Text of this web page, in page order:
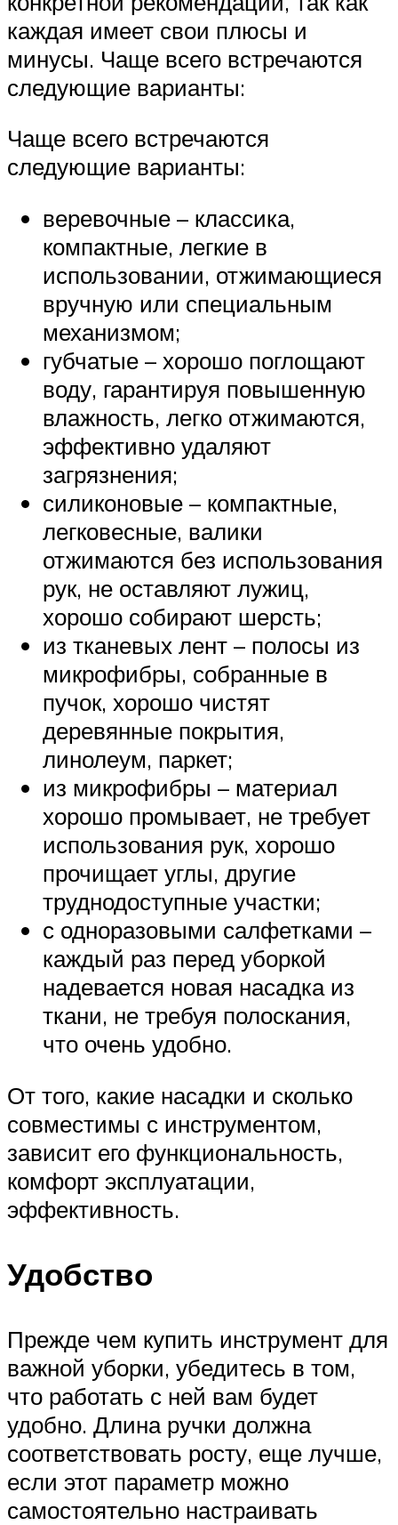
каждая имеет свои плюсы и
минусы. Чаще всего встречаются
следующие варианты:
Чаще всего встречаются
следующие варианты:
веревочные – классика,
компактные, легкие в
использовании, отжимающиеся
вручную или специальным
механизмом;
губчатые – хорошо поглощают
воду, гарантируя повышенную
влажность, легко отжимаются,
эффективно удаляют
загрязнения;
силиконовые – компактные,
легковесные, валики
отжимаются без использования
рук, не оставляют лужиц,
хорошо собирают шерсть;
из тканевых лент – полосы из
микрофибры, собранные в
пучок, хорошо чистят
деревянные покрытия,
линолеум, паркет;
из микрофибры – материал
хорошо промывает, не требует
использования рук, хорошо
прочищает углы, другие
труднодоступные участки;
с одноразовыми салфетками –
каждый раз перед уборкой
надевается новая насадка из
ткани, не требуя полоскания,
что очень удобно.
От того, какие насадки и сколько
совместимы с инструментом,
зависит его функциональность,
комфорт эксплуатации,
эффективность.
Удобство
Прежде чем купить инструмент для
важной уборки, убедитесь в том,
что работать с ней вам будет
удобно. Длина ручки должна
соответствовать росту, еще лучше,
если этот параметр можно
самостоятельно настраивать